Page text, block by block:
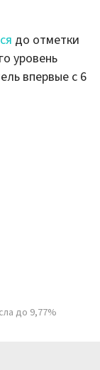
до отметки
уровень
впервые с 6
до 9,77%